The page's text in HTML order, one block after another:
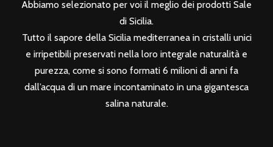
Abbiamo selezionato per voi il meglio dei prodotti Sale
di Sicilia.
Tutto il sapore della Sicilia mediterranea in cristalli unici
e irripetibili preservati nella loro integrale naturalità e
purezza, come si sono formati 6 milioni di anni fa
dall’acqua di un mare incontaminato in una gigantesca
salina naturale.